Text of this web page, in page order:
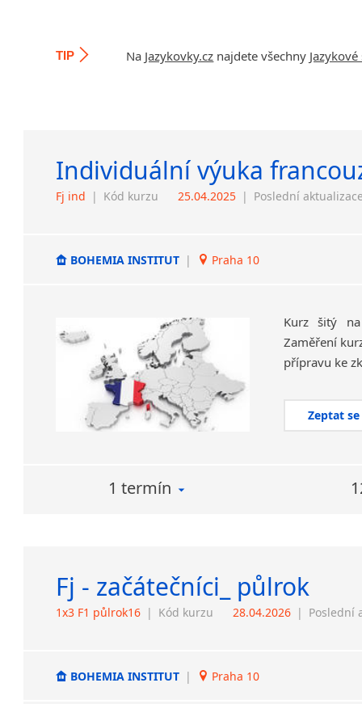
TIP Na Jazykovky.cz najdete všechny
Individuální výuka
Fj ind | Kód kurzu 25.04.2025 | Poslední
BOHEMIA INSTITUT | Praha 10
Kurz šitý
Zaměření
Zeptat
1 termín
Fj - začátečníci_ půlrok
1x3 F1 půlrok16 | Kód kurzu 28.04.2026 | Poslední
BOHEMIA INSTITUT | Praha 10